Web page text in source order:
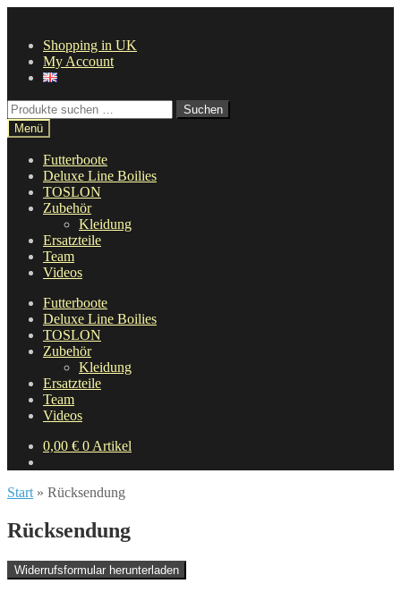
springen
springenShopping in UK
My Account
Suche
nach:
Suchen
Menü
Futterboote
Deluxe Line Boilies
TOSLON
Zubehör
Kleidung
Ersatzteile
Team
Videos
Futterboote
Deluxe Line Boilies
TOSLON
Zubehör
Kleidung
Ersatzteile
Team
Videos
0,00 € 0 Artikel
Start » Rücksendung
Rücksendung
Widerrufsformular herunterladen